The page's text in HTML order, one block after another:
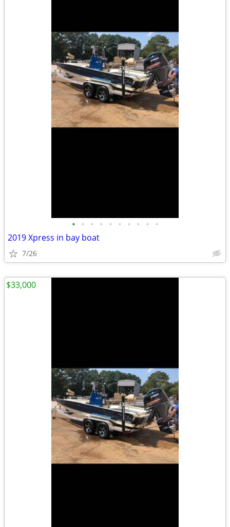
• • • • • • • • • •
2019 Xpress in bay boat
7/26
$33,000